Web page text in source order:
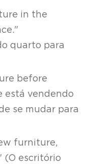
in the
quarto para
before
está vendendo
se mudar para
furniture,
(O escritório